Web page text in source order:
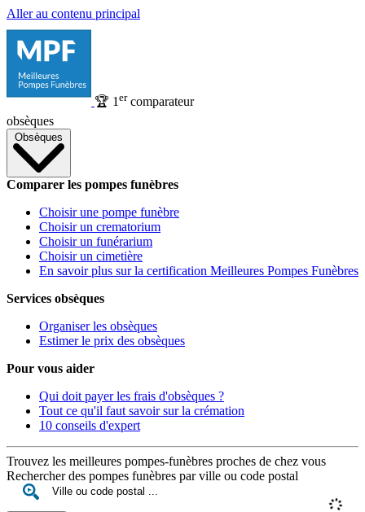
Aller au contenu principal
🏆 1 ercomparateur
obsèques
Obsèques
Comparer les pompes funèbres
Choisir une pompe funèbre
Choisir un crematorium
Choisir un funérarium
Choisir un cimetière
En savoir plus sur la certification Meilleures Pompes Funèbres
Services obsèques
Organiser les obsèques
Estimer le prix des obsèques
Pour vous aider
Qui doit payer les frais d'obsèques ?
Tout ce qu'il faut savoir sur la crémation
10 conseils d'expert
Trouvez les meilleures pompes-funèbres proches de chez vous
Rechercher des pompes funèbres par ville ou code postal